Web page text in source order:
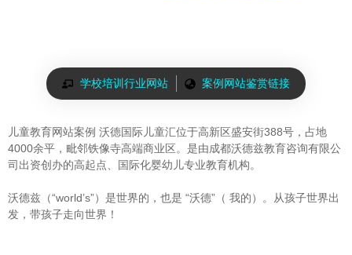
学校培训行业网站 案例网站鉴赏链接
儿童教育网站案例 沃德国际儿童汇位于高新区盛安街388号，占地
4000余平，毗邻铁像寺高端商业区。是由成都沃德兹教育咨询有限公
司出资创办的高起点、国际化婴幼儿专业教育机构。
沃德兹（“world’s”）是世界的，也是 “沃德”（ 我的）。从孩子世界出
发，带孩子走向世界！